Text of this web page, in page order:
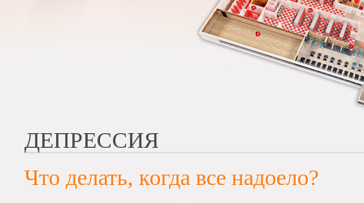
ДЕПРЕССИЯ
Что делать, когда все надоело?